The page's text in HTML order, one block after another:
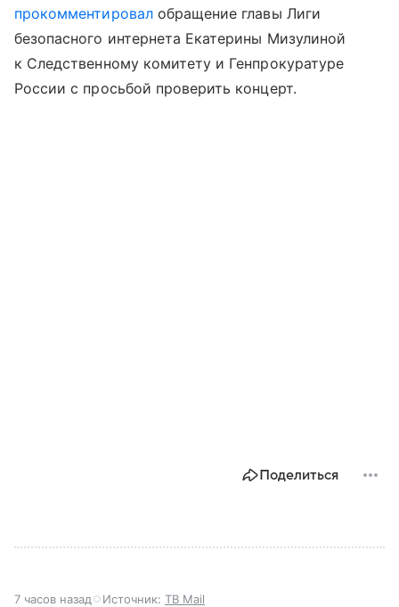
прокомментировалобращение главы Лиги
безопасного интернета Екатерины Мизулиной
к Следственному комитету и Генпрокуратуре
России с просьбой проверить концерт.
Поделиться
7 часов назад Источник: ТВ Mail